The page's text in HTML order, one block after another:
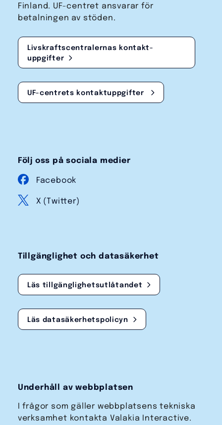
Finland. UF-centret ansvarar för
betalningen av stöden.
Livskraftscentralernas kontakt­
uppgifter
UF-centrets kontakt­uppgifter
Följ oss på sociala medier
Facebook
X (Twitter)
Tillgänglighet och datasäkerhet
Läs tillgänglighetsutlåtandet
Läs datasäkerhetspolicyn
Underhåll av webbplatsen
I frågor som gäller webbplatsens tekniska
verksamhet kontakta Valakia Interactive.